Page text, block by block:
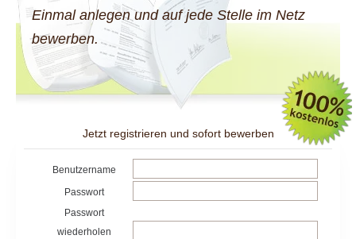
Einmal anlegen und auf jede Stelle im Netz
bewerben.
Jetzt registrieren und sofort bewerben
Benutzername
Passwort
Passwort
wiederholen